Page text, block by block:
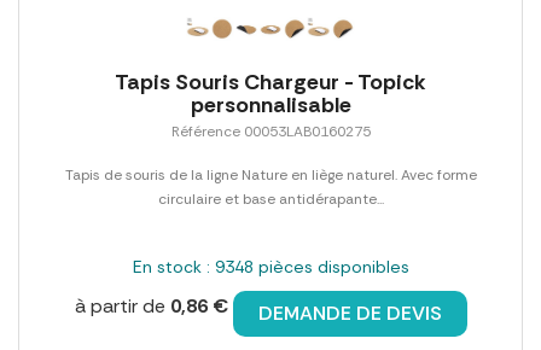
Tapis Souris Chargeur - Topick
personnalisable
Référence 00053LAB0160275
Tapis de souris de la ligne Nature en liège naturel. Avec forme
circulaire et base antidérapante...
En stock : 9348 pièces disponibles
à partir de 0,86 € DEMANDE DE DEVIS